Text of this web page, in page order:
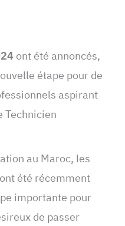
ont été annoncés,
étape pour de
aspirant
Technicien
au Maroc, les
ont été récemment
importante pour
de passer